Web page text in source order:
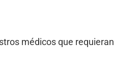
médicos que requieran